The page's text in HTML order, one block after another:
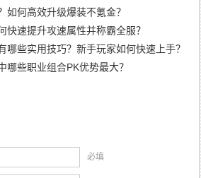
如何高效升级爆装不氪金？
2025-12-31 10:45:34
快速提升攻速属性并称霸全服？
2025-12-29 10:43:33
哪些实用技巧？新手玩家如何快速上手？
2025-12-24 10:45:44
哪些职业组合PK优势最大？
必填